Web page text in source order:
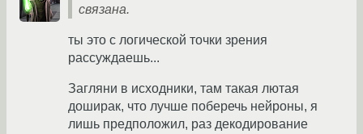
связана.
ты это с логической точки зрения
рассуждаешь...
Загляни в исходники, там такая лютая
доширак, что лучше поберечь нейроны, я
лишь предположил, раз декодирование